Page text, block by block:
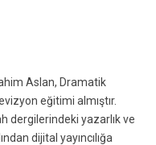
Aslan, Dramatik
eğitimi almıştır.
dergilerindeki yazarlık ve
dijital yayıncılığa